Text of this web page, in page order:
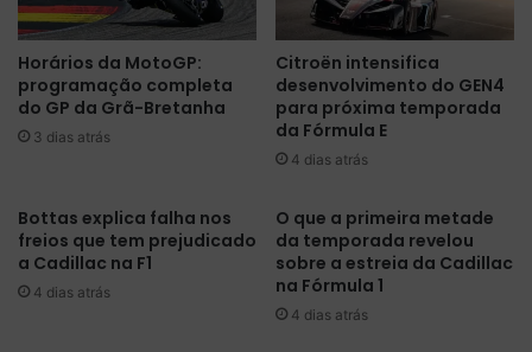
Horários da MotoGP:
programação completa
do GP da Grã-Bretanha
3 dias atrás
Citroën intensifica
desenvolvimento do GEN4
para próxima temporada
da Fórmula E
4 dias atrás
Bottas explica falha nos
freios que tem prejudicado
a Cadillac na F1
4 dias atrás
O que a primeira metade
da temporada revelou
sobre a estreia da Cadillac
na Fórmula 1
4 dias atrás